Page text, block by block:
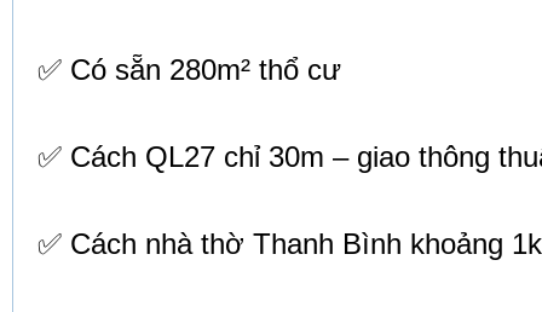
✅ Có sẵn 280m² thổ cư
✅ Cách QL27 chỉ 30m – giao thông
✅ Cách nhà thờ Thanh Bình khoảng